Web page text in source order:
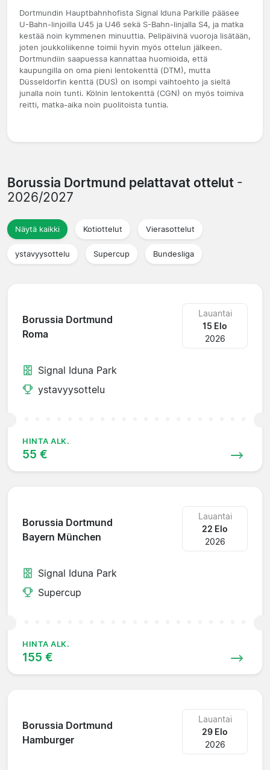
Dortmundin Hauptbahnhofista Signal Iduna Parkille pääsee
U-Bahn-linjoilla U45 ja U46 sekä S-Bahn-linjalla S4, ja matka
kestää noin kymmenen minuuttia. Pelipäivinä vuoroja lisätään,
joten joukkoliikenne toimii hyvin myös ottelun jälkeen.
Dortmundiin saapuessa kannattaa huomioida, että
kaupungilla on oma pieni lentokenttä (DTM), mutta
Düsseldorfin kenttä (DUS) on isompi vaihtoehto ja sieltä
junalla noin tunti. Kölnin lentokenttä (CGN) on myös toimiva
reitti, matka-aika noin puolitoista tuntia.
Borussia Dortmund pelattavat ottelut -
2026/2027
Näytä kaikki Kotiottelut Vierasottelut
ystavyysottelu Supercup Bundesliga
Borussia Dortmund
Roma
Lauantai
15 Elo
2026
Signal Iduna Park
ystavyysottelu
HINTA ALK.
55 €
Borussia Dortmund
Bayern München
Lauantai
22 Elo
2026
Signal Iduna Park
Supercup
HINTA ALK.
155 €
Borussia Dortmund
Hamburger
Lauantai
29 Elo
2026